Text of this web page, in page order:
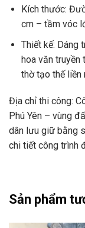
Kích thước:
cm – tầm vóc
Thiết kế: Dáng
hoa văn truyền
thờ tạo thế liền
Địa chỉ thi công:
Phú Yên – vùng
dân lưu giữ bằng
chi tiết công trình
Sản phẩm